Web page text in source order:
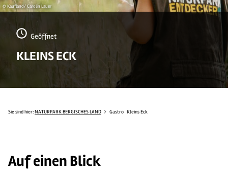
© Kaufland/ Carolin Lauer
Geöffnet
KLEINS ECK
Sie sind hier: NATURPARK BERGISCHES LAND Gastro Kleins Eck
Auf einen Blick